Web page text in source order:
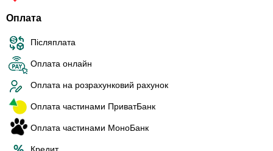
Оплата
Післяплата
Оплата онлайн
Оплата на розрахунковий рахунок
Оплата частинами ПриватБанк
Оплата частинами МоноБанк
Кредит